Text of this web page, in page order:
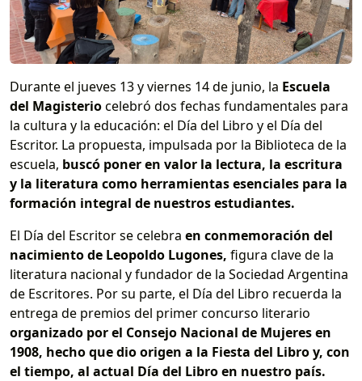
Durante el jueves 13 y viernes 14 de junio, la Escuela
del Magisteriocelebró dos fechas fundamentales para
la cultura y la educación: el Día del Libro y el Día del
Escritor. La propuesta, impulsada por la Biblioteca de la
escuela, buscó poner en valor la lectura, la escritura
y la literatura como herramientas esenciales para la
formación integral de nuestros estudiantes.
El Día del Escritor se celebra en conmemoración del
nacimiento de Leopoldo Lugones, figura clave de la
literatura nacional y fundador de la Sociedad Argentina
de Escritores. Por su parte, el Día del Libro recuerda la
entrega de premios del primer concurso literario
organizado por el Consejo Nacional de Mujeres en
1908, hecho que dio origen a la Fiesta del Libro y, con
el tiempo, al actual Día del Libro en nuestro país.